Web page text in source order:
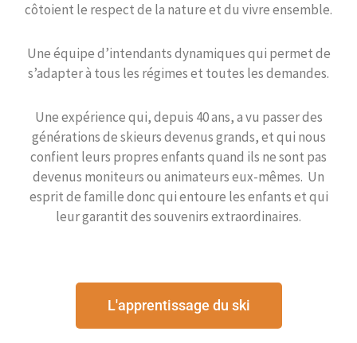
côtoient le respect de la nature et du vivre ensemble.
Une équipe d’intendants dynamiques qui permet de
s’adapter à tous les régimes et toutes les demandes.
Une expérience qui, depuis 40 ans, a vu passer des
générations de skieurs devenus grands, et qui nous
confient leurs propres enfants quand ils ne sont pas
devenus moniteurs ou animateurs eux-mêmes. Un
esprit de famille donc qui entoure les enfants et qui
leur garantit des souvenirs extraordinaires.
L'apprentissage du ski